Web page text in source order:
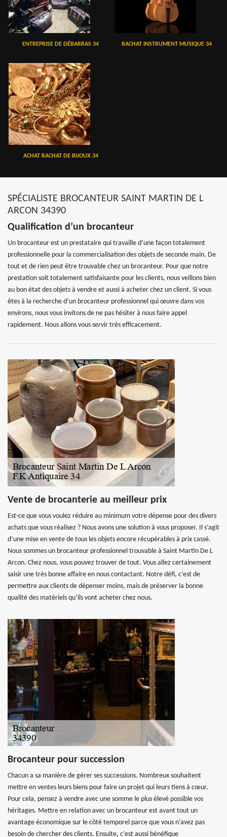
ENTREPRISE DE DÉBARRAS 34 RACHAT INSTRUMENT MUSIQUE 34
ACHAT RACHAT DE BIJOUX 34
SPÉCIALISTE BROCANTEUR SAINT MARTIN DE L
ARCON 34390
Qualification d’un brocanteur
Un brocanteur est un prestataire qui travaille d’une façon totalement
professionnelle pour la commercialisation des objets de seconde main. De
tout et de rien peut être trouvable chez un brocanteur. Pour que notre
prestation soit totalement satisfaisante pour les clients, nous veillons bien
au bon état des objets à vendre et aussi à acheter chez un client. Si vous
êtes à la recherche d’un brocanteur professionnel qui œuvre dans vos
environs, nous vous invitons de ne pas hésiter à nous faire appel
rapidement. Nous allons vous servir très efficacement.
Vente de brocanterie au meilleur prix
Est-ce que vous voulez réduire au minimum votre dépense pour des divers
achats que vous réalisez ? Nous avons une solution à vous proposer. Il s’agit
d’une mise en vente de tous les objets encore récupérables à prix cassé.
Nous sommes un brocanteur professionnel trouvable à Saint Martin De L
Arcon. Chez nous, vous pouvez trouver de tout. Vous allez certainement
saisir une très bonne affaire en nous contactant. Notre défi, c’est de
permettre aux clients de dépenser moins, mais de préserver la bonne
qualité des matériels qu’ils vont acheter chez nous.
Brocanteur pour succession
Chacun a sa manière de gérer ses successions. Nombreux souhaitent
mettre en ventes leurs biens pour faire un projet qui leurs tiens à cœur.
Pour cela, pensez à vendre avec une somme le plus élevé possible vos
héritages. Mettre en relation avec un brocanteur est avant tout un
avantage économique sur le côté temporel parce que vous n’avez pas
besoin de chercher des clients. Ensuite, c’est aussi bénéfique